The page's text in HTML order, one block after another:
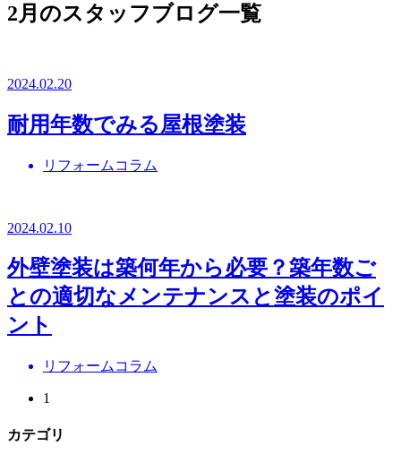
2月のスタッフブログ一覧
2024.02.20
耐用年数でみる屋根塗装
リフォームコラム
2024.02.10
外壁塗装は築何年から必要？築年数ご
との適切なメンテナンスと塗装のポイ
ント
リフォームコラム
1
カテゴリ